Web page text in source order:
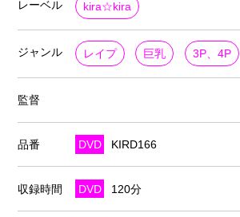
レーベル kira☆kira
ジャンル レイプ 巨乳 3P、4P
監督
品番 DVD KIRD166
収録時間 DVD 120分